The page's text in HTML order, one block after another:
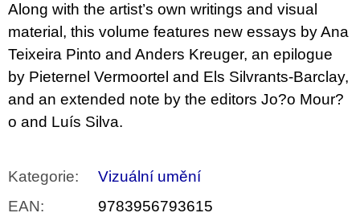
Along with the artist’s own writings and visual
material, this volume features new essays by Ana
Teixeira Pinto and Anders Kreuger, an epilogue
by Pieternel Vermoortel and Els Silvrants-Barclay,
and an extended note by the editors Jo?o Mour?
o and Luís Silva.
Kategorie:
Vizuální umění
EAN:
9783956793615